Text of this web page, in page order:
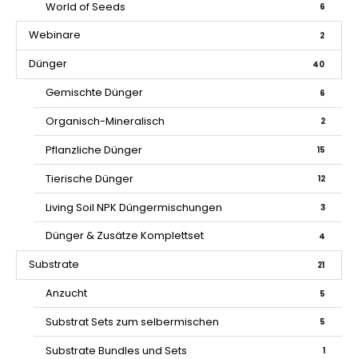
World of Seeds 6
Webinare 2
Dünger 40
Gemischte Dünger 6
Organisch-Mineralisch 2
Pflanzliche Dünger 15
Tierische Dünger 12
Living Soil NPK Düngermischungen 3
Dünger & Zusätze Komplettset 4
Substrate 21
Anzucht 5
Substrat Sets zum selbermischen 5
Substrate Bundles und Sets 1